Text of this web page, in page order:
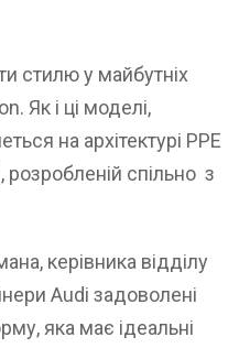
стилю у майбутніх
Як і ці моделі,
на архітектурі PPE
спільно з
керівника відділу
Audi задоволені
яка має ідеальні